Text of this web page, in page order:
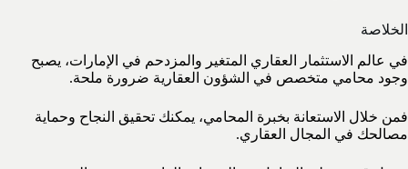
الخلاصة
في عالم الاستثمار العقاري المتغير والمزدحم في الإمارات، يصبح
وجود محامي متخصص في الشؤون العقارية ضرورة ملحة.
فمن خلال الاستعانة بخبرة المحامي، يمكنك تحقيق النجاح وحماية
مصالحك في المجال العقاري.